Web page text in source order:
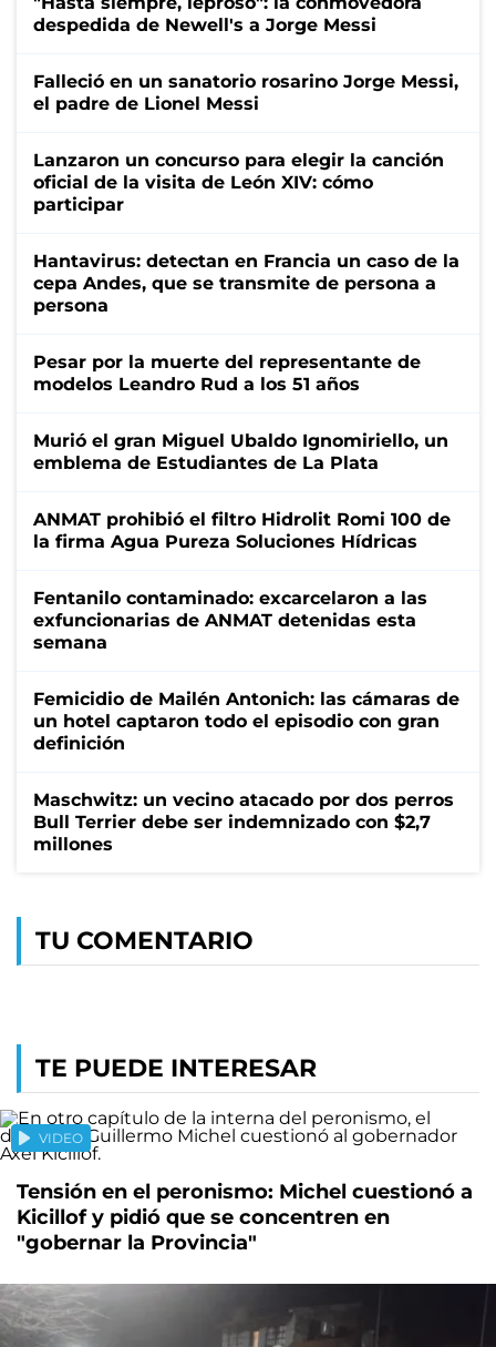
despedida de Newell's a Jorge Messi
Falleció en un sanatorio rosarino Jorge Messi,
el padre de Lionel Messi
Lanzaron un concurso para elegir la canción
oficial de la visita de León XIV: cómo
participar
Hantavirus: detectan en Francia un caso de la
cepa Andes, que se transmite de persona a
persona
Pesar por la muerte del representante de
modelos Leandro Rud a los 51 años
Murió el gran Miguel Ubaldo Ignomiriello, un
emblema de Estudiantes de La Plata
ANMAT prohibió el filtro Hidrolit Romi 100 de
la firma Agua Pureza Soluciones Hídricas
Fentanilo contaminado: excarcelaron a las
exfuncionarias de ANMAT detenidas esta
semana
Femicidio de Mailén Antonich: las cámaras de
un hotel captaron todo el episodio con gran
definición
Maschwitz: un vecino atacado por dos perros
Bull Terrier debe ser indemnizado con $2,7
millones
TU COMENTARIO
TE PUEDE INTERESAR
VIDEO
Tensión en el peronismo: Michel cuestionó a
Kicillof y pidió que se concentren en
"gobernar la Provincia"